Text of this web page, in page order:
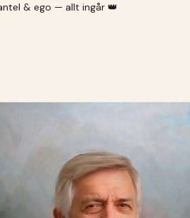
& ego — allt ingår 👑